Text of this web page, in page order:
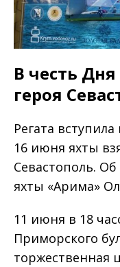
В честь
героя
Регата
16 июня яхты
Севастополь.
яхты «Арима»
11 июня в 18
Приморского
торжественная